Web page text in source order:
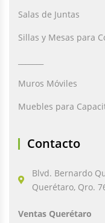
Salas de Juntas
Sillas y Mesas para
Muros Móviles
Muebles para
Contacto
Blvd. Bernardo
Querétaro, Qro.
Ventas Querétaro